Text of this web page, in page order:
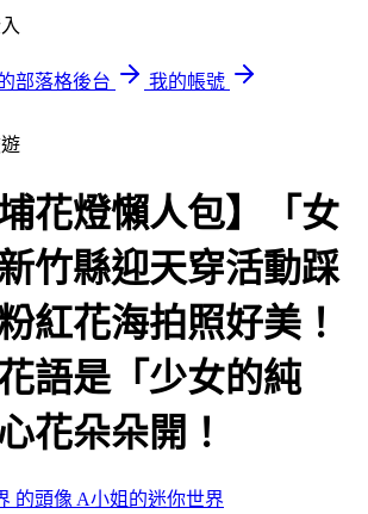
部落格後台
我的帳號
埔花燈懶人包】「女
竹縣迎天穿活動踩
紅花海拍照好美！
語是「少女的純
花朵朵開！
A小姐的迷你世界